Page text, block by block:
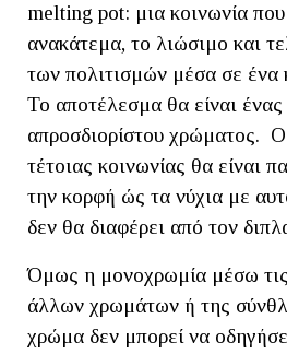
melting pot: μια κοινωνία
ανακάτεμα, το λιώσιμο και
των πολιτισμών μέσα σε ένα
Το αποτέλεσμα θα είναι
απροσδιορίστου χρώματος.
τέτοιας κοινωνίας θα είναι
την κορφή ώς τα νύχια με
δεν θα διαφέρει από τον
Όμως η μονοχρωμία μέσω
άλλων χρωμάτων ή της
χρώμα δεν μπορεί να